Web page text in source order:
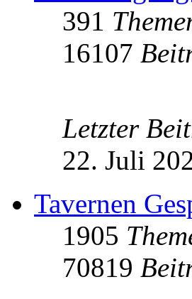
391
16107
Letzter
22. Juli
Tavernen
1905
70819